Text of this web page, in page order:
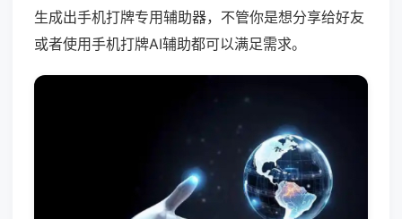
生成出手机打牌专用辅助器，不管你是想分享给好友
或者使用手机打牌AI辅助都可以满足需求。